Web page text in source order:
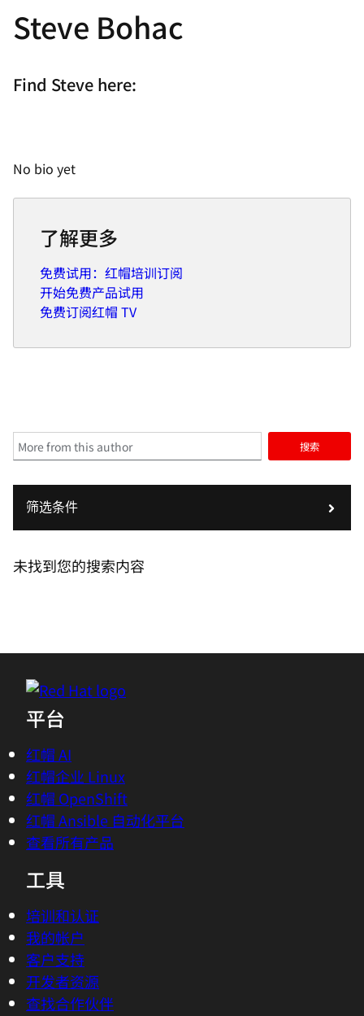
Steve Bohac
Find Steve here:
No bio yet
了解更多
免费试用：红帽培训订阅
开始免费产品试用
免费订阅红帽 TV
搜索
筛选条件
未找到您的搜索内容
平台
红帽 AI
红帽企业 Linux
红帽 OpenShift
红帽 Ansible 自动化平台
查看所有产品
工具
培训和认证
我的帐户
客户支持
开发者资源
查找合作伙伴